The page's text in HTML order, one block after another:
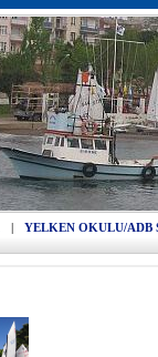
|
YELKEN OKULU/ADB